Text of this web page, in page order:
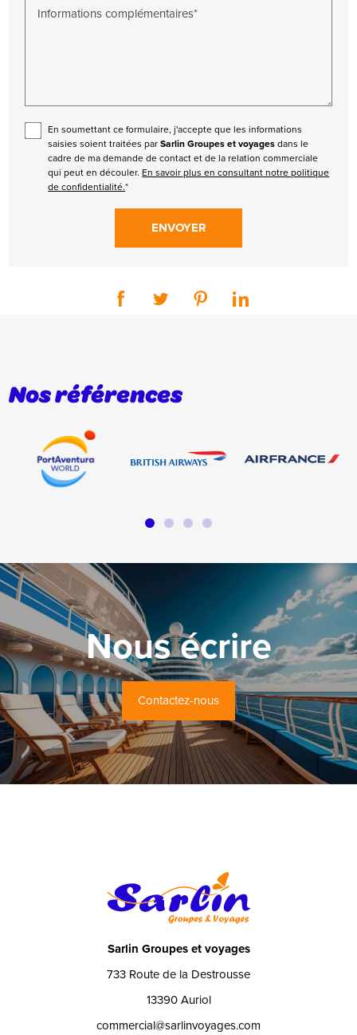
Informations complémentaires*
En soumettant ce formulaire, j'accepte que les informations
saisies soient traitées parSarlin Groupes et voyagesdans le
cadre de ma demande de contact et de la relation commerciale
qui peut en découler. En savoir plus en consultant notre politique
de confidentialité.*
Nos références
Nous écrire
Contactez-nous
Sarlin Groupes et voyages
733 Route de la Destrousse
13390 Auriol
commercial@sarlinvoyages.com